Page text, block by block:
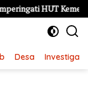
HUT Kemerdekaan RI
Desa Investigasi